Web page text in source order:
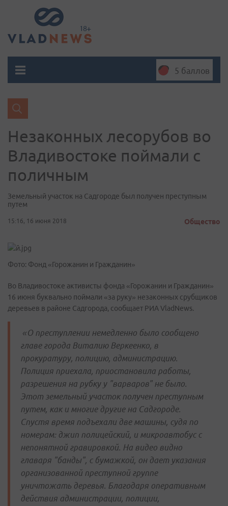
5 баллов
Незаконных лесорубов во
Владивостоке поймали с
поличным
Земельный участок на Садгороде был получен преступным
путем
15:16, 16 июня 2018 Общество
Фото: Фонд «Горожанин и Гражданин»
Во Владивостоке активисты фонда «Горожанин и Гражданин»
16 июня буквально поймали «за руку» незаконных срубщиков
деревьев в районе Садгорода, сообщает РИА VladNews.
«О преступлении немедленно было сообщено
главе города Виталию Веркеенко, в
прокуратуру, полицию, администрацию.
Полиция приехала, приостановила работы,
разрешения на рубку у "варваров" не было.
Этот земельный участок получен преступным
путем, как и многие другие на Садгороде.
Спустя время подъехали две машины, судя по
номерам: джип полицейский, и микроавтобус с
непонятной гравировкой. На видео видно
главаря "банды", с бумажкой, он дает указания
организованной преступной группе
уничтожать деревья. Благодаря оперативным
действия администрации, полиции,